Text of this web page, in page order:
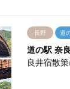
長野 道
道の駅 奈
良井宿散